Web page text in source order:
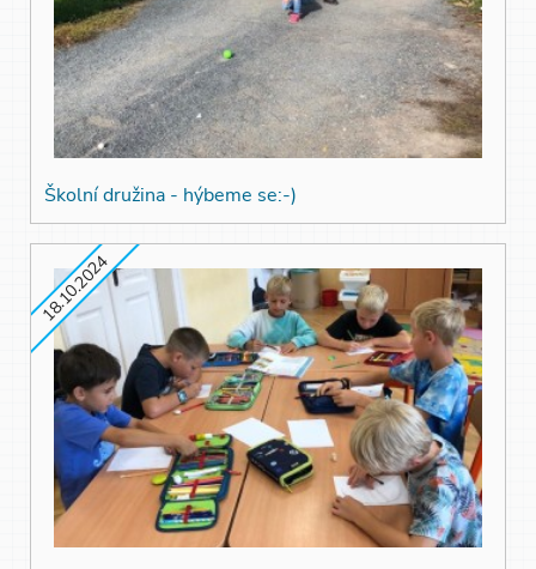
Školní družina - hýbeme se:-)
18.10.2024